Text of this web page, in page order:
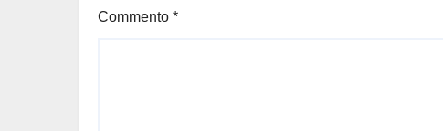
Commento *